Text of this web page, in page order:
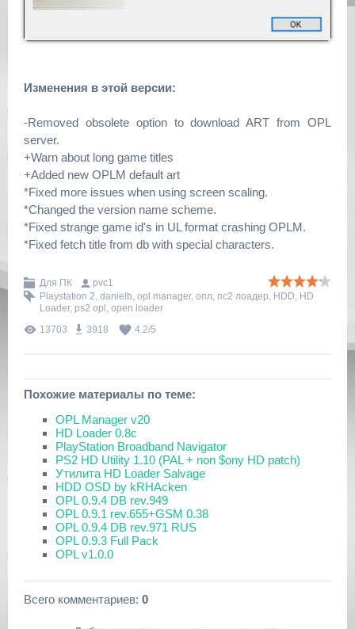
Изменения в этой версии:
-Removed obsolete option to download ART from OPL
server.
+Warn about long game titles
+Added new OPLM default art
*Fixed more issues when using screen scaling.
*Changed the version name scheme.
*Fixed strange game id's in UL format crashing OPLM.
*Fixed fetch title from db with special characters.
Для ПК
pvc1
Playstation 2, danielb, opl manager, опл, пс2 лоадер, HDD, HD
Loader, ps2 opl , open loader
13703
3918 4.2/5
Похожие материалы по теме:
OPL Manager v20
HD Loader 0.8c
PlayStation Broadband Navigator
PS2 HD Utility 1.10 (PAL + non $ony HD patch)
Утилита HD Loader Salvage
HDD OSD by kRHAcken
OPL 0.9.4 DB rev.949
OPL 0.9.1 rev.655+GSM 0.38
OPL 0.9.4 DB rev.971 RUS
OPL 0.9.3 Full Pack
OPL v1.0.0
Всего комментариев: 0